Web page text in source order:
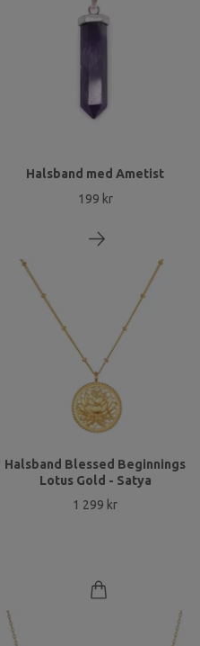
Halsband med Ametist
199 kr
Halsband Blessed Beginnings
Lotus Gold - Satya
1 299 kr